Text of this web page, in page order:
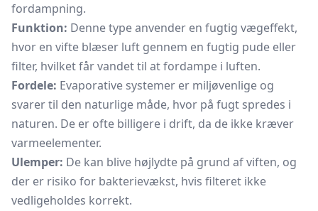
fordampning.
Funktion: Denne type anvender en fugtig vægeffekt,
hvor en vifte blæser luft gennem en fugtig pude eller
filter, hvilket får vandet til at fordampe i luften.
Fordele: Evaporative systemer er miljøvenlige og
svarer til den naturlige måde, hvor på fugt spredes i
naturen. De er ofte billigere i drift, da de ikke kræver
varmeelementer.
Ulemper: De kan blive højlydte på grund af viften, og
der er risiko for bakterievækst, hvis filteret ikke
vedligeholdes korrekt.